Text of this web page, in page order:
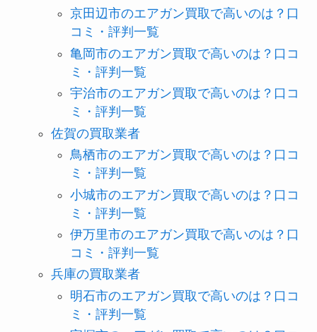
京田辺市のエアガン買取で高いのは？口
コミ・評判一覧
亀岡市のエアガン買取で高いのは？口コ
ミ・評判一覧
宇治市のエアガン買取で高いのは？口コ
ミ・評判一覧
佐賀の買取業者
鳥栖市のエアガン買取で高いのは？口コ
ミ・評判一覧
小城市のエアガン買取で高いのは？口コ
ミ・評判一覧
伊万里市のエアガン買取で高いのは？口
コミ・評判一覧
兵庫の買取業者
明石市のエアガン買取で高いのは？口コ
ミ・評判一覧